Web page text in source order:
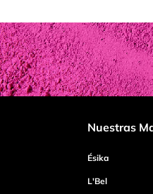
Título
Tu nombre
Nuestras
Ésika
L'Bel